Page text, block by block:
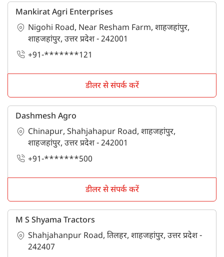
Mankirat Agri Enterprises
Nigohi Road, Near Resham Farm, शाहजहांपुर,
शाहजहांपुर, उत्तर प्रदेश - 242001
+91-*******121
डीलर से संपर्क करें
Dashmesh Agro
Chinapur, Shahjahapur Road, शाहजहांपुर,
शाहजहांपुर, उत्तर प्रदेश - 242001
+91-*******500
डीलर से संपर्क करें
M S Shyama Tractors
Shahjahanpur Road, तिलहर, शाहजहांपुर, उत्तर प्रदेश -
242407